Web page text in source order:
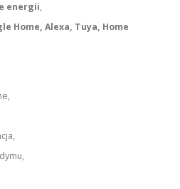
energii,
Home, Alexa, Tuya, Home